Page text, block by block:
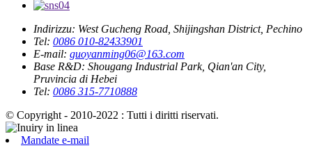
Indirizzu: West Gucheng Road, Shijingshan District, Pechino
Tel: 0086 010-82433901
E-mail: guoyanming06@163.com
Base R&D: Shougang Industrial Park, Qian'an City,
Pruvincia di Hebei
Tel: 0086 315-7710888
© Copyright - 2010-2022 : Tutti i diritti riservati.
Mandate e-mail